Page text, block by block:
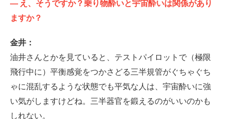
— え、そうですか？乗り物酔いと宇宙酔いは関係があり
ますか？
金井：
油井さんとかを見ていると、テストパイロットで（極限
飛行中に）平衡感覚をつかさどる三半規管がぐちゃぐち
ゃに混乱するような状態でも平気な人は、宇宙酔いに強
い気がしますけどね。三半器官を鍛えるのがいいのかも
しれない。